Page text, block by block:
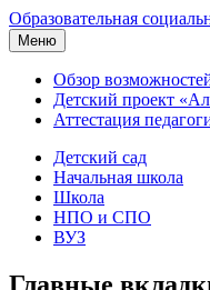
Образовательная
Меню
Обзор
Детский проект
Аттестация
Детский сад
Начальная школа
Школа
НПО и СПО
ВУЗ